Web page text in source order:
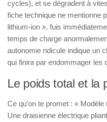
cycles), et se dégradent à
fiche technique ne mentionne
lithium-ion », fuis
temps de charge
autonomie ridicule indique un
qui finira par endommager les
Le poids total et la
Ce qu’on te promet : «
Une draisienne électrique